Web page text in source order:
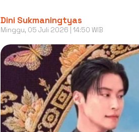
Dini Sukmaningtyas
Minggu, 05 Juli 2026 | 14:50 WIB